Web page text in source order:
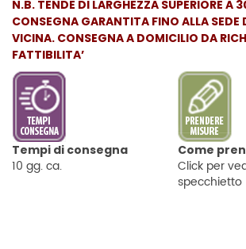
N.B. TENDE DI LARGHEZZA SUPERIORE A
CONSEGNA GARANTITA FINO ALLA SEDE
VICINA. CONSEGNA A DOMICILIO DA
FATTIBILITA’
Tempi di consegna
10 gg. ca.
Come
Click per
specchietto